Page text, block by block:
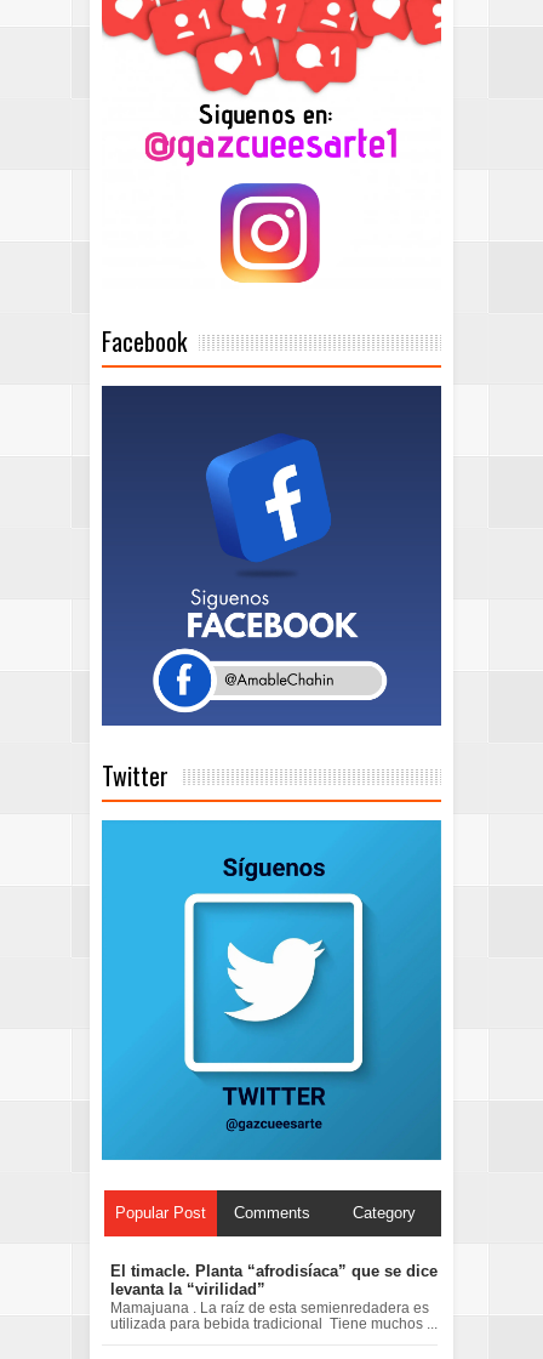
Facebook
Twitter
Popular Post Comments Category
El timacle. Planta “afrodisíaca” que se dice
levanta la “virilidad”
Mamajuana . La raíz de esta semienredadera es
utilizada para bebida tradicional Tiene muchos ...